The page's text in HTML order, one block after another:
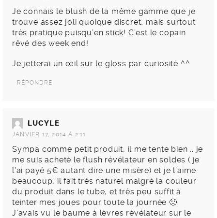
Je connais le blush de la même gamme que je
trouve assez joli quoique discret, mais surtout
très pratique puisqu’en stick! C’est le copain
rêvé des week end!
Je jetterai un œil sur le gloss par curiosité ^^
RÉPONDRE
LUCYLE
JANVIER 17, 2014 À 2:11
Sympa comme petit produit, il me tente bien .. je
me suis acheté le flush révélateur en soldes ( je
l’ai payé 5€ autant dire une misère) et je l’aime
beaucoup, il fait très naturel malgré la couleur
du produit dans le tube, et très peu suffit à
teinter mes joues pour toute la journée 🙂
J’avais vu le baume à lèvres révélateur sur le